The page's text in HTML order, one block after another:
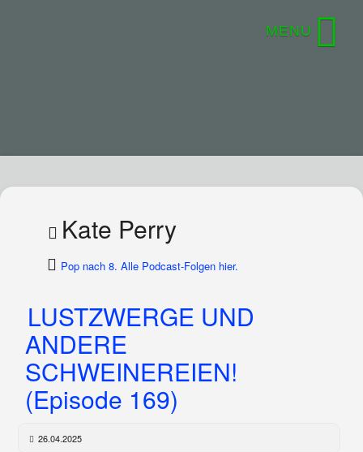
Kate Perry
Pop nach 8. Alle Podcast-Folgen hier.
LUSTZWERGE UND
ANDERE
SCHWEINEREIEN!
(Episode 169)
26.04.2025